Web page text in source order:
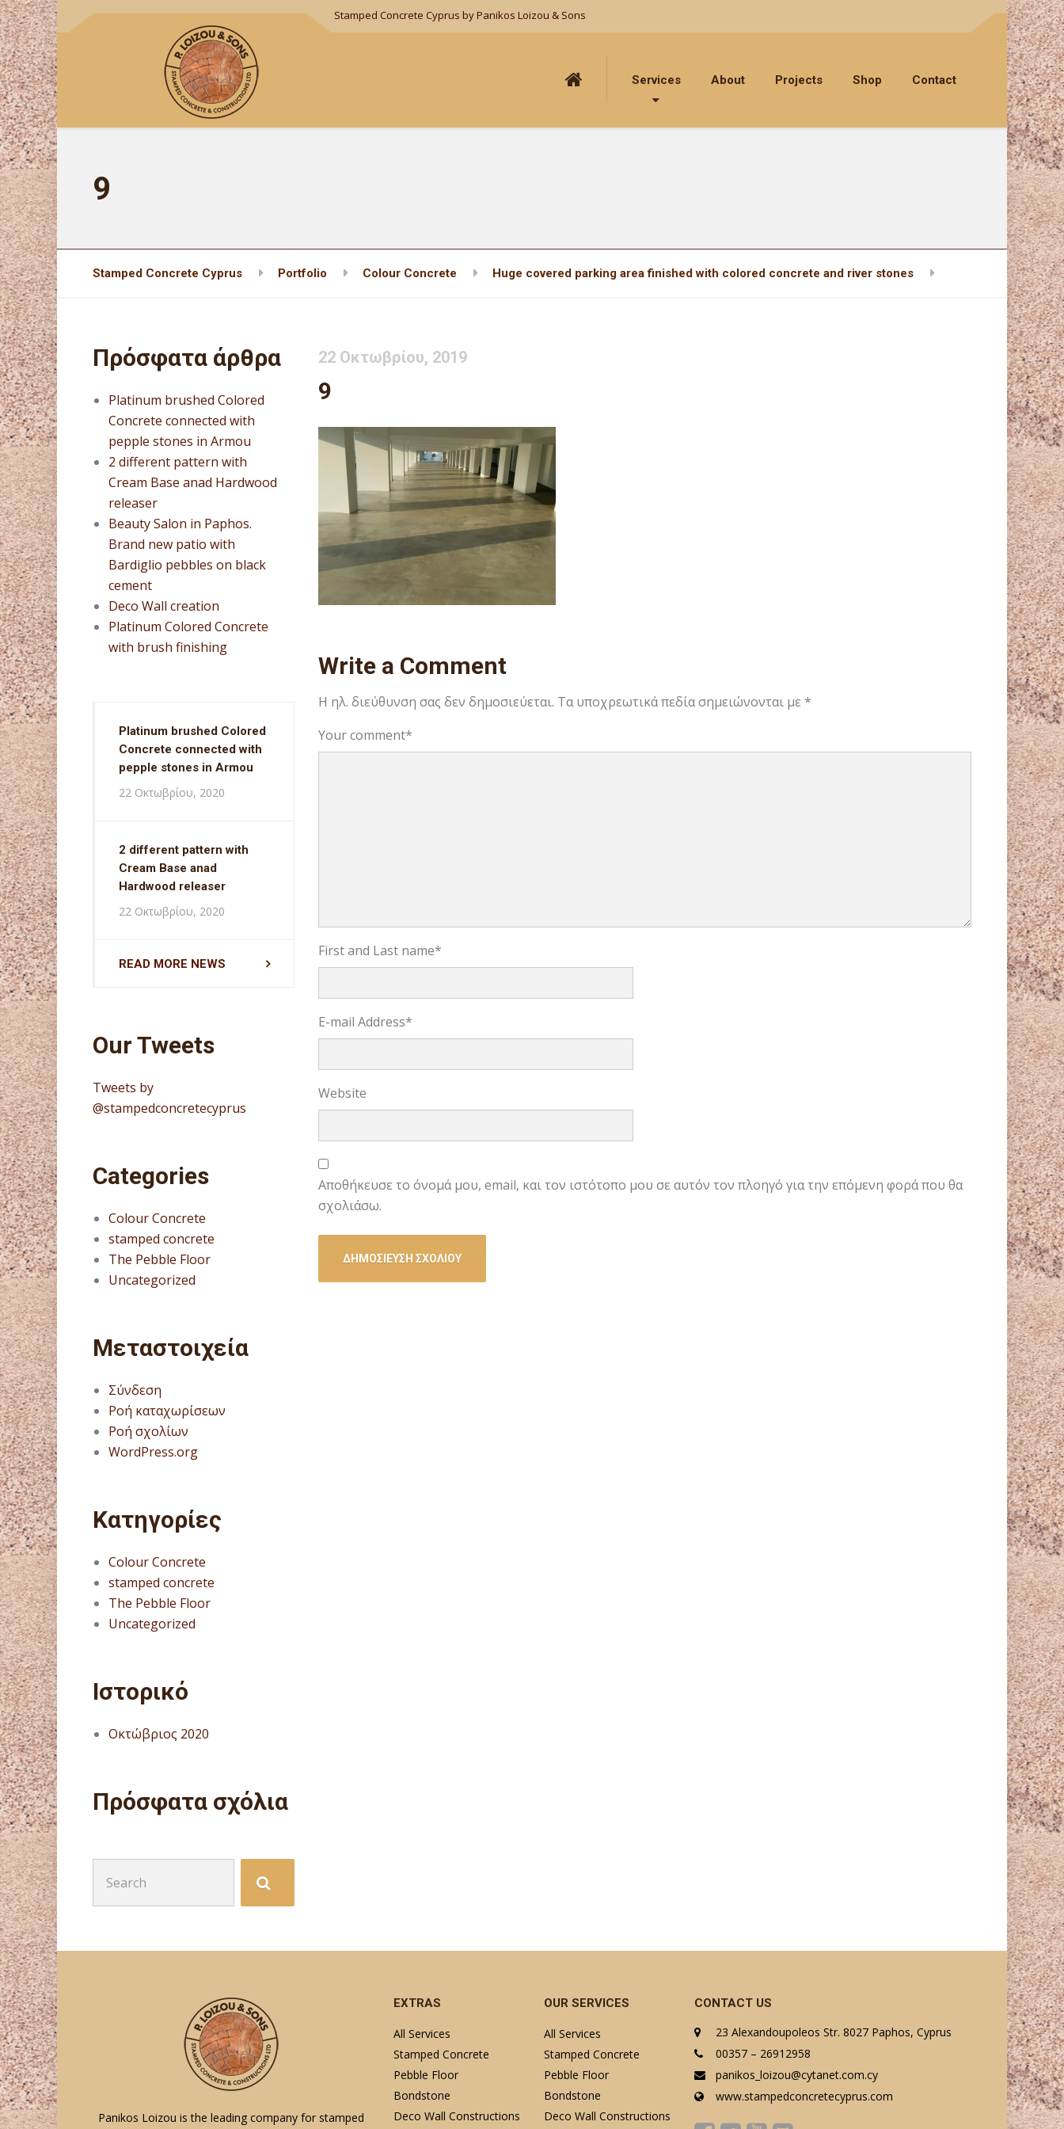
Stamped Concrete Cyprus by Panikos Loizou & Sons
Services About Projects Shop Contact
9
Stamped Concrete Cyprus Portfolio Colour Concrete Huge covered parking area finished with colored concrete and river stones
22 Οκτωβρίου, 2019
9
Write a Comment
Η ηλ. διεύθυνση σας δεν δημοσιεύεται. Τα υποχρεωτικά πεδία σημειώνονται με *
Your comment*
First and Last name*
E-mail Address*
Website
Αποθήκευσε το όνομά μου, email, και τον ιστότοπο μου σε αυτόν τον πλοηγό για την επόμενη φορά που θα
σχολιάσω.
Πρόσφατα άρθρα
Platinum brushed Colored
Concrete connected with
pepple stones in Armou
2 different pattern with
Cream Base anad Hardwood
releaser
Beauty Salon in Paphos.
Brand new patio with
Bardiglio pebbles on black
cement
Deco Wall creation
Platinum Colored Concrete
with brush finishing
Platinum brushed Colored
Concrete connected with
pepple stones in Armou
22 Οκτωβρίου, 2020
2 different pattern with
Cream Base anad
Hardwood releaser
22 Οκτωβρίου, 2020
READ MORE NEWS
Our Tweets
Tweets by
@stampedconcretecyprus
Categories
Colour Concrete
stamped concrete
The Pebble Floor
Uncategorized
Μεταστοιχεία
Σύνδεση
Ροή καταχωρίσεων
Ροή σχολίων
WordPress.org
Kατηγορίες
Colour Concrete
stamped concrete
The Pebble Floor
Uncategorized
Ιστορικό
Οκτώβριος 2020
Πρόσφατα σχόλια
for:
Panikos Loizou is the leading company for stamped
EXTRAS
All Services
Stamped Concrete
Pebble Floor
Bondstone
Deco Wall Constructions
OUR SERVICES
All Services
Stamped Concrete
Pebble Floor
Bondstone
Deco Wall Constructions
CONTACT US
23 Alexandoupoleos Str. 8027 Paphos, Cyprus
00357 – 26912958
panikos_loizou@cytanet.com.cy
www.stampedconcretecyprus.com